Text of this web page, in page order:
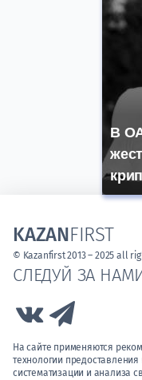
В
СЛЕДУЙ ЗА
Link to Vk
На сайте применяются
технологии
систематизации и анализа
KAZANFIRST
© Kazanfirst 2013 – 2025 all